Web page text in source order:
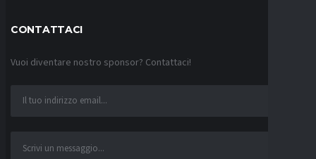
CONTATTACI
Vuoi diventare nostro sponsor? Contattaci!